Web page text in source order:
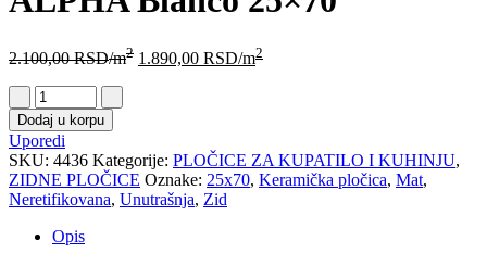
2.100,00RSD/m2 1.890,00 RSD/m2
Dodaj u korpu
Uporedi
SKU: 4436 Kategorije: PLOČICE ZA KUPATILO I KUHINJU,
ZIDNE PLOČICE Oznake: 25x70, Keramička pločica, Mat,
Neretifikovana, Unutrašnja, Zid
Opis